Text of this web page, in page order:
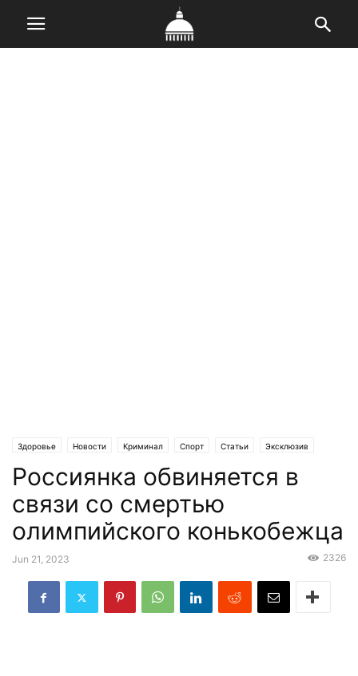
Здоровье Новости Криминал Спорт Статьи Эксклюзив
Россиянка обвиняется в
связи со смертью
олимпийского конькобежца
Jun 21, 2023 2326